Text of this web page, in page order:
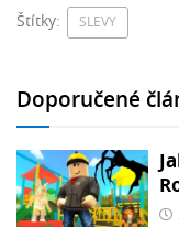
Štítky: SLEVY
Doporučené